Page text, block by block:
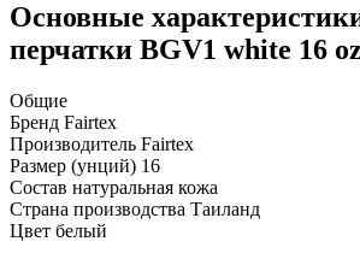
Основные
перчатки BGV1 white 16 oz
Общие
Бренд Fairtex
Производитель Fairtex
Размер (унций) 16
Состав натуральная кожа
Страна производства Таиланд
Цвет белый